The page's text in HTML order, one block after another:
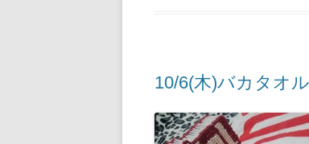
10/6(木)バカタオ